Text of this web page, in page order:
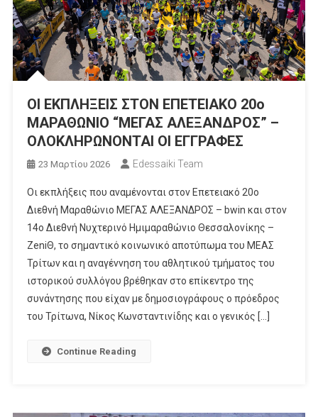
ΟΙ ΕΚΠΛΗΞΕΙΣ ΣΤΟΝ ΕΠΕΤΕΙΑΚΟ 20ο
ΜΑΡΑΘΩΝΙΟ “ΜΕΓΑΣ ΑΛΕΞΑΝΔΡΟΣ” –
ΟΛΟΚΛΗΡΩΝΟΝΤΑΙ ΟΙ ΕΓΓΡΑΦΕΣ
23 Μαρτίου 2026 Edessaiki Team
Οι εκπλήξεις που αναμένονται στον Επετειακό 20ο
Διεθνή Μαραθώνιο ΜΕΓΑΣ ΑΛΕΞΑΝΔΡΟΣ – bwin και στον
14ο Διεθνή Νυχτερινό Ημιμαραθώνιο Θεσσαλονίκης –
ZeniΘ, το σημαντικό κοινωνικό αποτύπωμα του ΜΕΑΣ
Τρίτων και η αναγέννηση του αθλητικού τμήματος του
ιστορικού συλλόγου βρέθηκαν στο επίκεντρο της
συνάντησης που είχαν με δημοσιογράφους ο πρόεδρος
του Τρίτωνα, Νίκος Κωνσταντινίδης και ο γενικός […]
Continue Reading